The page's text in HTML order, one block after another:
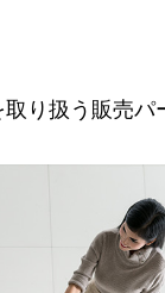
り扱う販売パ